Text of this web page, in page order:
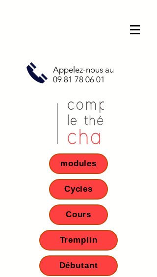
Appelez-nous au
09 81 78 06 01
modules
Cycles
Cours
Tremplin
Débutant